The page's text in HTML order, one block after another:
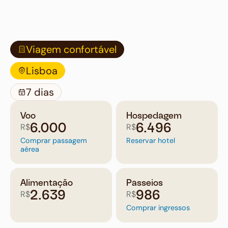
Viagem confortável
Lisboa
7 dias
Voo
R$6.000
Comprar passagem
aérea
Hospedagem
R$6.496
Reservar hotel
Alimentação
R$2.639
Passeios
R$986
Comprar ingressos